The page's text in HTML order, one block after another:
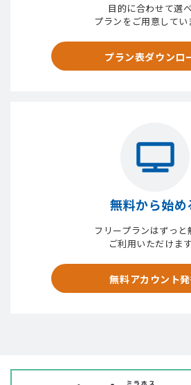
目的に合わせて選
プランをご用意してい
プラン表ダウンロ
無料から始め
フリープランはずっと
ご利用いただけます
無料アカウント